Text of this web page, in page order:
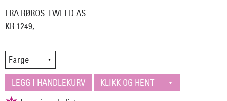
FRA RØROS-TWEED AS
KR 1249,-